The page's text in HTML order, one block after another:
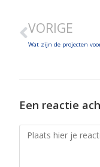
VORIGE
Een reactie